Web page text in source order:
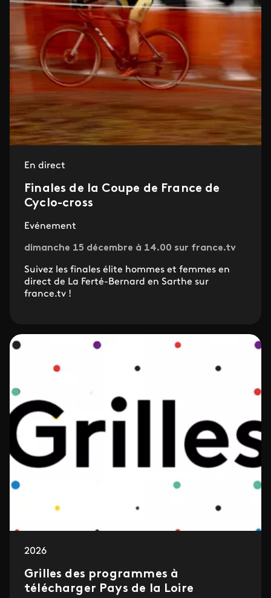
En direct
Finales de la Coupe de France de
Cyclo-cross
Evénement
dimanche 15 décembre à 14.00 sur france.tv
Suivez les finales élite hommes et femmes en
direct de La Ferté-Bernard en Sarthe sur
france.tv !
2026
Grilles des programmes à
télécharger Pays de la Loire